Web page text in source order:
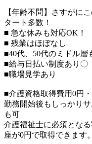
【年齢不問】さすがに
タート多数！
■ 急な休みも対応OK！
■ 残業はほぼなし
■40代、50代のミドル層
■給与日払い制度あり〇
■職場見学あり
■介護資格取得費用0円
勤務開始後もしっかり
も可
介護福祉士に必須とな
座が0円で取得できます。